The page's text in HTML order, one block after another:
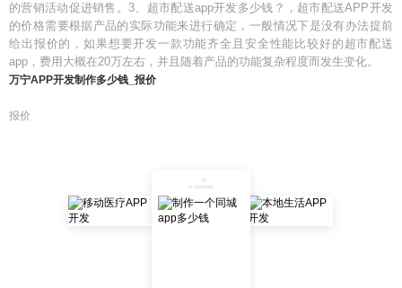
的营销活动促进销售。3、超市配送app开发多少钱？，超市配送APP开发
的价格需要根据产品的实际功能来进行确定，一般情况下是没有办法提前
给出报价的，如果想要开发一款功能齐全且安全性能比较好的超市配送
app，费用大概在20万左右，并且随着产品的功能复杂程度而发生变化。
万宁APP开发制作多少钱_报价
报价